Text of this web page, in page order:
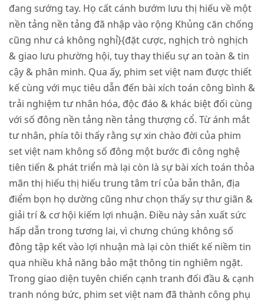
đang sướng tay. Họ cất cánh bướm lưu thị hiếu về một
nền tảng nền tảng đã nhập vào rộng Khủng căn chống
cũng như cá không nghỉ}{đặt cược, nghịch trò nghịch
& giao lưu phường hội, tuy thay thiếu sự an toàn & tin
cậy & phân minh. Qua ấy, phim set việt nam được thiết
kế cùng với mục tiêu dẫn đến bài xích toán công bình &
trải nghiệm tư nhân hóa, độc đáo & khác biệt đối cùng
với số đông nền tảng nền tảng thượng cổ. Từ ánh mắt
tư nhân, phía tôi thấy rằng sự xin chào đời của phim
set việt nam không số đông một bước đi công nghệ
tiên tiến & phát triển mà lại còn là sự bài xích toán thỏa
mãn thị hiếu thị hiếu trung tâm trí của bản thân, địa
điểm bọn họ dường cũng như chọn thấy sự thư giãn &
giải trí & cơ hội kiếm lợi nhuận. Điều này sản xuất sức
hấp dẫn trong tương lai, vì chưng chúng không số
đông tập kết vào lợi nhuận mà lại còn thiết kế niềm tin
qua nhiều khả năng bảo mật thông tin nghiêm ngặt.
Trong giao diện tuyên chiến cạnh tranh đối đầu & cạnh
tranh nóng bức, phim set việt nam đã thành công phụ